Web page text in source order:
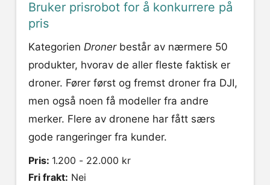
Bruker prisrobot for å konkurrere på
pris
Kategorien Dronerbestår av nærmere 50
produkter, hvorav de aller fleste faktisk er
droner. Fører først og fremst droner fra DJI,
men også noen få modeller fra andre
merker. Flere av dronene har fått særs
gode rangeringer fra kunder.
Pris: 1.200 - 22.000 kr
Fri frakt: Nei